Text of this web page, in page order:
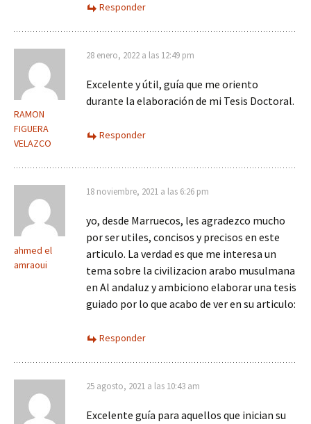
Responder
RAMON
FIGUERA
VELAZCO
28 enero, 2022 a las 12:49 pm
Excelente y útil, guía que me oriento
durante la elaboración de mi Tesis Doctoral.
Responder
ahmed el
amraoui
18 noviembre, 2021 a las 6:26 pm
yo, desde Marruecos, les agradezco mucho
por ser utiles, concisos y precisos en este
articulo. La verdad es que me interesa un
tema sobre la civilizacion arabo musulmana
en Al andaluz y ambiciono elaborar una tesis
guiado por lo que acabo de ver en su articulo:
Responder
25 agosto, 2021 a las 10:43 am
Excelente guía para aquellos que inician su